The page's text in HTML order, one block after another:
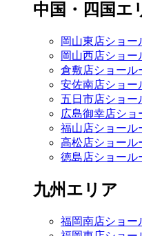
中国・四国エ
岡山東店ショー
岡山西店ショー
倉敷店ショール
安佐南店ショー
五日市店ショー
広島御幸店ショ
福山店ショール
高松店ショール
徳島店ショール
九州エリア
福岡南店ショー